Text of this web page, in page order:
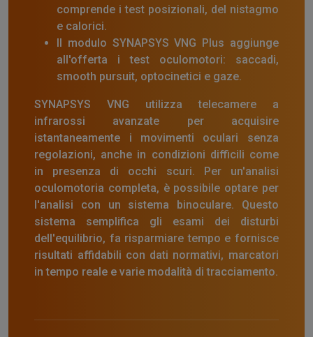
comprende i test posizionali, del nistagmo
e calorici.
Il modulo SYNAPSYS VNG Plus aggiunge
all'offerta i test oculomotori: saccadi,
smooth pursuit, optocinetici e gaze.
SYNAPSYS VNG utilizza telecamere a
infrarossi avanzate per acquisire
istantaneamente i movimenti oculari senza
regolazioni, anche in condizioni difficili come
in presenza di occhi scuri. Per un'analisi
oculomotoria completa, è possibile optare per
l'analisi con un sistema binoculare. Questo
sistema semplifica gli esami dei disturbi
dell'equilibrio, fa risparmiare tempo e fornisce
risultati affidabili con dati normativi, marcatori
in tempo reale e varie modalità di tracciamento.